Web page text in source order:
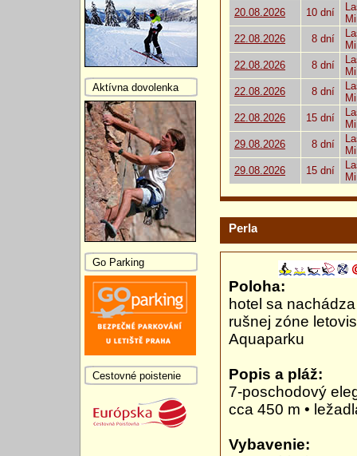
20.08.2026 10 dní
22.08.2026
8 dní
22.08.2026
8 dní
22.08.2026
8 dní
22.08.2026
15 dní
29.08.2026
8 dní
29.08.2026
15 dní
Perla
Poloha:
hotel sa
rušnej zóne
Aquaparku
Popis a pláž:
7-poschodový
cca 450 m •
Vybavenie:
Aktívna dovolenka
Go Parking
Cestovné poistenie